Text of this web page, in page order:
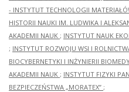
- INSTYTUT TECHNOLOGII
HISTORII NAUKI IM. LUDWIKA I
AKADEMII NAUK ; INSTYTUT NAUK
; INSTYTUT ROZWOJU WSI I
BIOCYBERNETYKI I INŻYNIERII
AKADEMII NAUK ; INSTYTUT FIZYKI PAN
BEZPIECZEŃSTWA „MORATEX” ;